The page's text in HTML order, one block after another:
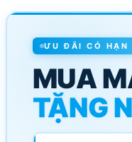
ƯU ĐÃI CÓ HẠN
MUA
TẶNG